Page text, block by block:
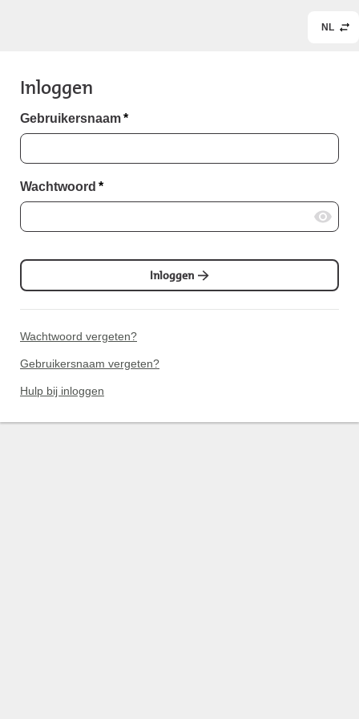
NL
Inloggen
Gebruikersnaam*
Wachtwoord *
Inloggen
Wachtwoord vergeten?
Gebruikersnaam vergeten?
Hulp bij inloggen